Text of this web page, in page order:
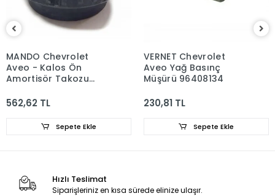
MANDO Chevrolet
Aveo - Kalos Ön
Amortisör Takozu
562,62 TL
Sepete Ekle
VERNET Chevrolet
Aveo Yağ Basınç
Müşürü 96408134
230,81 TL
Sepete Ekle
Hızlı Teslimat
Siparişleriniz en kısa sürede elinize ulaşır.